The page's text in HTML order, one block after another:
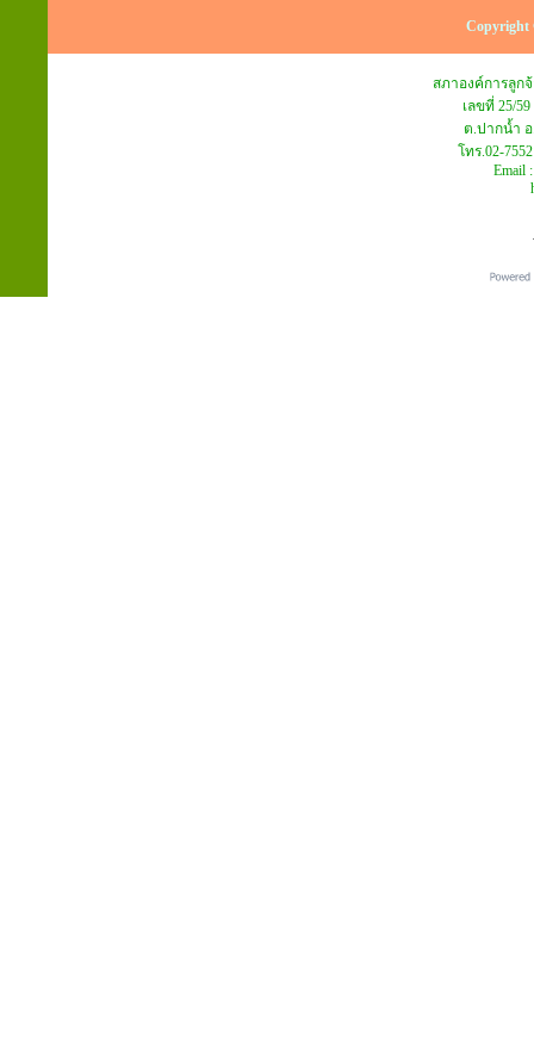
Copyright
สภาองค์การลูก
เลขที่ 25/
ต.ปากน้ำ อ
โทร.02-
Email